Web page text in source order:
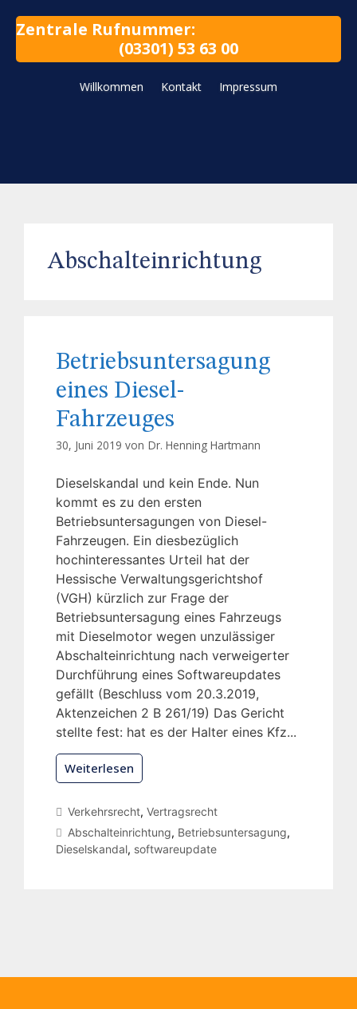
Zentrale Rufnummer:
(03301) 53 63 00
Willkommen Kontakt Impressum
Abschalteinrichtung
Betriebsuntersagung
eines Diesel-
Fahrzeuges
30, Juni 2019 von Dr. Henning Hartmann
Dieselskandal und kein Ende. Nun
kommt es zu den ersten
Betriebsuntersagungen von Diesel-
Fahrzeugen. Ein diesbezüglich
hochinteressantes Urteil hat der
Hessische Verwaltungsgerichtshof
(VGH) kürzlich zur Frage der
Betriebsuntersagung eines Fahrzeugs
mit Dieselmotor wegen unzulässiger
Abschalteinrichtung nach verweigerter
Durchführung eines Softwareupdates
gefällt (Beschluss vom 20.3.2019,
Aktenzeichen 2 B 261/19) Das Gericht
stellte fest: hat es der Halter eines Kfz...
Weiterlesen
Verkehrsrecht, Vertragsrecht
Abschalteinrichtung, Betriebsuntersagung,
Dieselskandal, softwareupdate